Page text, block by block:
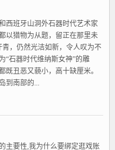
西班牙山洞外石器时代艺术家
以猎物为从题，留正在那里未
青，仍然光洁如新，令人叹为不
“石器时代维纳斯女神”的雕
既丑恶又藐小，高十缺厘米。
到南部的...
主要性,我为什么要绑定逛戏账